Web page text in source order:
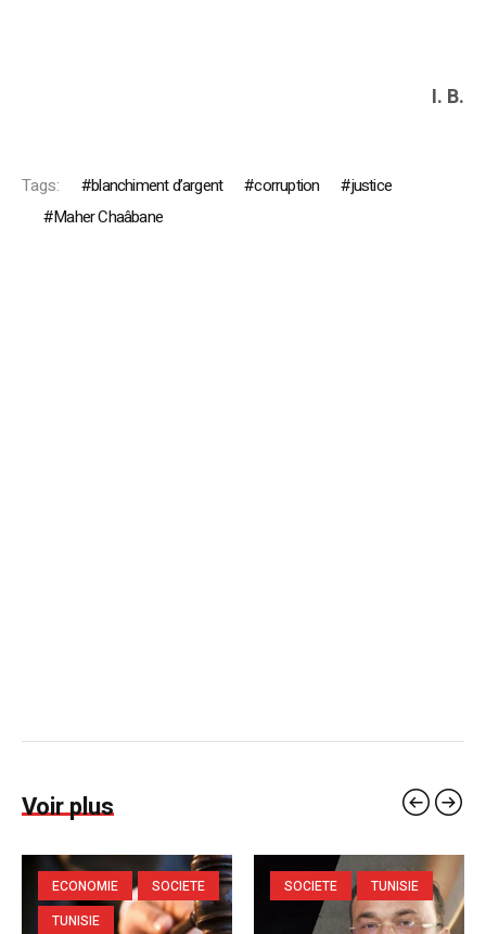
I. B.
Tags: blanchiment d’argent corruption
justice
Maher Chaâbane
Voir plus
ECONOMIE
SOCIETE
TUNISIE
SOCIETE TUNISIE